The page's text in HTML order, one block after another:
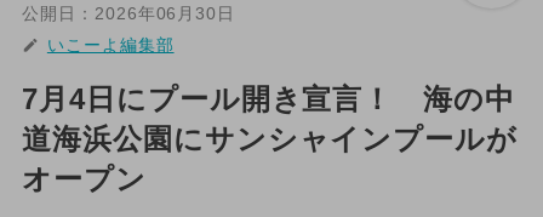
公開日： 2026年06月30日
いこーよ編集部
7月4日にプール開き宣言！ 海の中
道海浜公園にサンシャインプールが
オープン